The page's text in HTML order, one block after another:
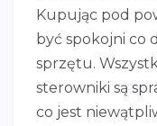
Kupując pod
być spokojni co
sprzętu.
sterowniki są
co jest